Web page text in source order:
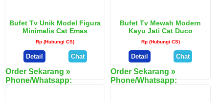
Bufet Tv Unik Model Figura
Minimalis Cat Emas
Rp (Hubungi CS)
Detail Chat
Order Sekarang »
Phone/Whatsapp:
Bufet Tv Mewah Modern
Kayu Jati Cat Duco
Rp (Hubungi CS)
Detail Chat
Order Sekarang »
Phone/Whatsapp: